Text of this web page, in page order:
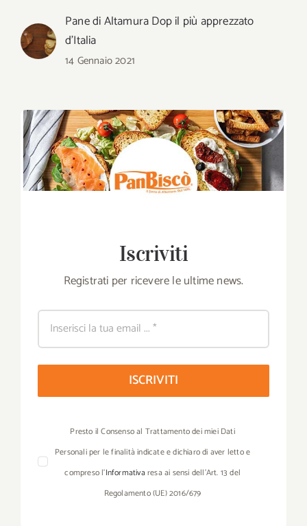
Pane di Altamura Dop il più apprezzato
d’Italia
14 Gennaio 2021
Iscriviti
Registrati per ricevere le ultime news.
ISCRIVITI
Presto il Consenso al Trattamento dei miei Dati
Personali per le finalità indicate e dichiaro di aver letto e
compreso l’Informativaresa ai sensi dell’Art. 13 del
Regolamento (UE) 2016/679